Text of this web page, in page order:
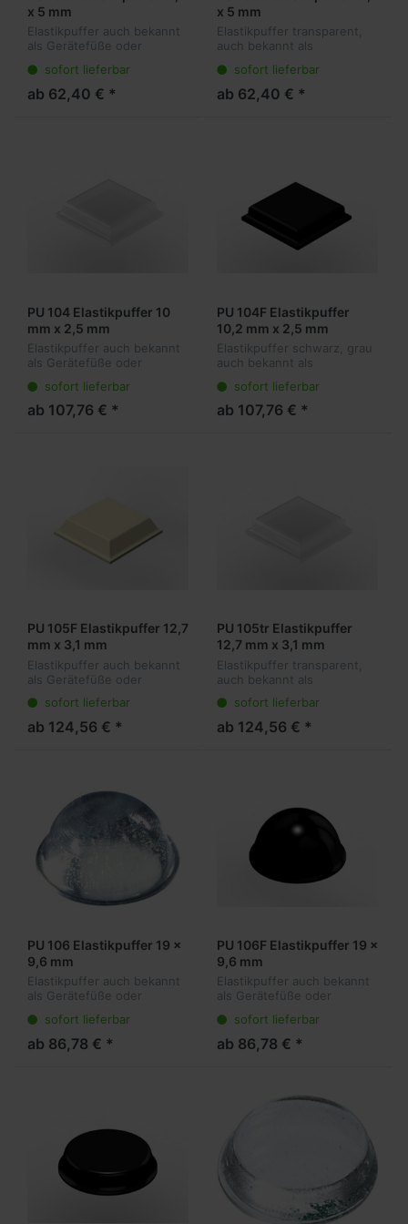
x 5 mm
Elastikpuffer auch bekannt
als Gerätefüße oder
ideale Lösung für viele
Anwendungen. Sie kleben
transparent am Objekt und
sofort lieferbar
ab 62,40 € *
x 5 mm
Elastikpuffer transparent,
auch bekannt als
Anschlagpuffer sind die
ideale Lösung für viele
Anwendungen. Sie kleben
sofort lieferbar
ab 62,40 € *
PU 104 Elastikpuffer 10
mm x 2,5 mm
Elastikpuffer auch bekannt
als Gerätefüße oder
ideale Lösung für viele
Anwendungen. Sie kleben
transparent am Objekt und
sofort lieferbar
ab 107,76 € *
PU 104F Elastikpuffer
10,2 mm x 2,5 mm
Elastikpuffer schwarz, grau
auch bekannt als
Anschlagpuffer sind die
ideale Lösung für viele
Anwendungen. Sie kleben
sofort lieferbar
ab 107,76 € *
PU 105F Elastikpuffer 12,7
mm x 3,1 mm
Elastikpuffer auch bekannt
als Gerätefüße oder
ideale Lösung für viele
Anwendungen. Sie kleben
transparent am Objekt und
sofort lieferbar
ab 124,56 € *
PU 105tr Elastikpuffer
12,7 mm x 3,1 mm
Elastikpuffer transparent,
auch bekannt als
Anschlagpuffer sind die
ideale Lösung für viele
Anwendungen. Sie kleben
sofort lieferbar
ab 124,56 € *
PU 106 Elastikpuffer 19 x
9,6 mm
Elastikpuffer auch bekannt
als Gerätefüße oder
ideale Lösung für viele
Anwendungen. Sie kleben
transparent am Objekt und
sofort lieferbar
ab 86,78 € *
PU 106F Elastikpuffer 19 x
9,6 mm
Elastikpuffer auch bekannt
als Gerätefüße oder
ideale Lösung für viele
Anwendungen. Sie kleben
transparent am Objekt und
sofort lieferbar
ab 86,78 € *